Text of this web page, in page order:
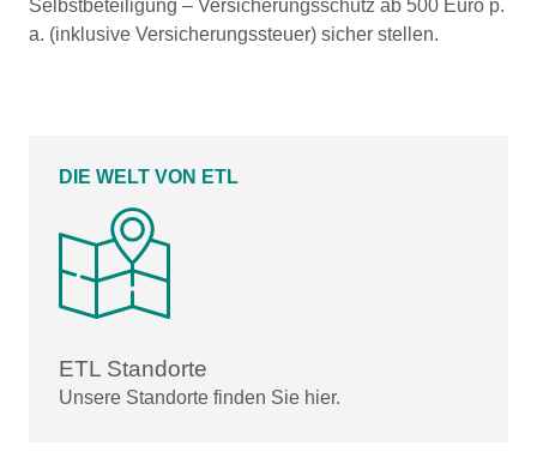
Selbstbeteiligung – Versicherungsschutz ab 500 Euro p.
a. (inklusive Versicherungssteuer) sicher stellen.
DIE WELT VON ETL
ETL Standorte
Unsere Standorte finden Sie hier.